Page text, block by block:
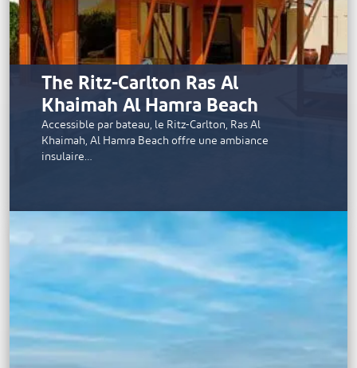
The Ritz-Carlton Ras Al
Khaimah Al Hamra Beach
Accessible par bateau, le Ritz-Carlton, Ras Al
Khaimah, Al Hamra Beach offre une ambiance
insulaire…